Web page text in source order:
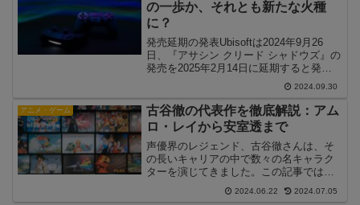
の一歩か、それとも新たな火種
に？
発売延期の発表Ubisoftは2024年9月26
日、『アサシン クリード シャドウズ』の
発売を2025年2月14日に延期すると発表
しました。当初は2024年11月15日に世界
同時発売の予定でしたが、約3ヶ月の延期
となりました。延期の理由につ...
2024.09.30
アニメ・ゲーム
古谷徹の代表作を徹底解説：アム
ロ・レイから安室透まで
声優界のレジェンド、古谷徹さんは、そ
の長いキャリアの中で数々の名キャラク
ターを演じてきました。この記事では、
彼の代表作を中心に、その魅力と影響力
を詳しく解説します。1. アムロ・レイ
2024.06.22 2024.07.05